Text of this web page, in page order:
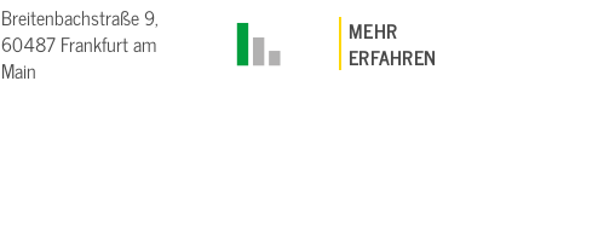
Breitenbachstraße 9,
60487 Frankfurt am
Main
MEHR
ERFAHREN